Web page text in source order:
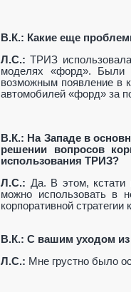
В.К.: Какие еще
Л.С.: ТРИЗ
моделях «форд». Были
возможным появление в
автомобилей «форд» за
В.К.: На Западе в
решении вопросов
использования ТРИЗ?
Л.С.: Да. В этом, кстати
можно использовать в
корпоративной
В.К.: С вашим уходом из
Л.С.: Мне грустно было